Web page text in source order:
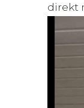
direkt